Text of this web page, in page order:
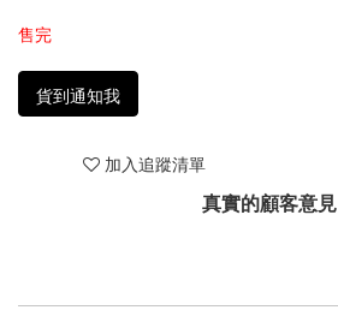
售完
貨到通知我
加入追蹤清單
真實的顧客意見